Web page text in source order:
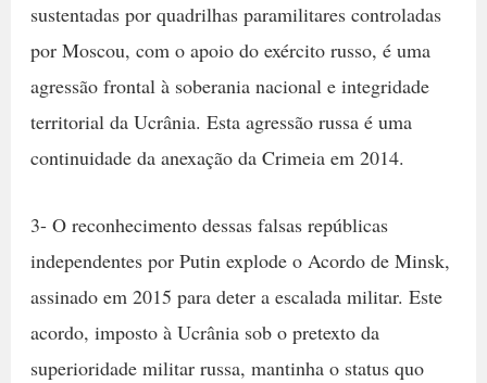
sustentadas por quadrilhas paramilitares controladas
por Moscou, com o apoio do exército russo, é uma
agressão frontal à soberania nacional e integridade
territorial da Ucrânia. Esta agressão russa é uma
continuidade da anexação da Crimeia em 2014.
3- O reconhecimento dessas falsas repúblicas
independentes por Putin explode o Acordo de Minsk,
assinado em 2015 para deter a escalada militar. Este
acordo, imposto à Ucrânia sob o pretexto da
superioridade militar russa, mantinha o status quo